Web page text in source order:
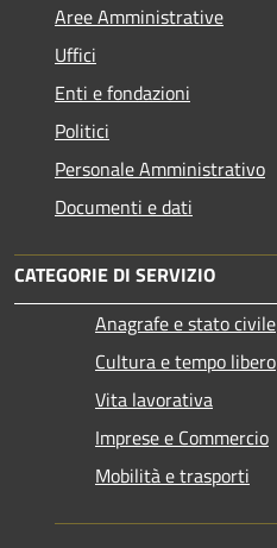
Aree Amministrative
Uffici
Enti e fondazioni
Politici
Personale Amministrativo
Documenti e dati
CATEGORIE DI SERVIZIO
Anagrafe e stato civile
Cultura e tempo libero
Vita lavorativa
Imprese e Commercio
Mobilità e trasporti